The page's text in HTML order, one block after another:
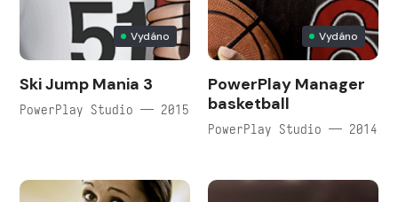
Vydáno
Ski Jump Mania 3
PowerPlay Studio — 2015
Vydáno
PowerPlay Manager
basketball
PowerPlay Studio — 2014